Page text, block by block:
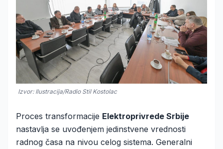
Izvor: Ilustracija/Radio Stil Kostolac
Proces transformacije Elektroprivrede Srbije
nastavlja se uvođenjem jedinstvene vrednosti
radnog časa na nivou celog sistema. Generalni